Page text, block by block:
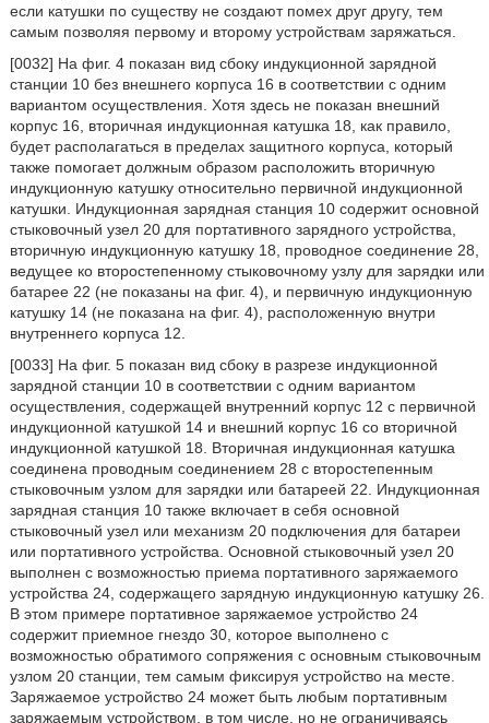
если катушки по существу не создают помех друг другу, тем
самым позволяя первому и второму устройствам заряжаться.
[0032] На фиг. 4 показан вид сбоку индукционной зарядной
станции 10 без внешнего корпуса 16 в соответствии с одним
вариантом осуществления. Хотя здесь не показан внешний
корпус 16, вторичная индукционная катушка 18, как правило,
будет располагаться в пределах защитного корпуса, который
также помогает должным образом расположить вторичную
индукционную катушку относительно первичной индукционной
катушки. Индукционная зарядная станция 10 содержит основной
стыковочный узел 20 для портативного зарядного устройства,
вторичную индукционную катушку 18, проводное соединение 28,
ведущее ко второстепенному стыковочному узлу для зарядки или
батарее 22 (не показаны на фиг. 4), и первичную индукционную
катушку 14 (не показана на фиг. 4), расположенную внутри
внутреннего корпуса 12.
[0033] На фиг. 5 показан вид сбоку в разрезе индукционной
зарядной станции 10 в соответствии с одним вариантом
осуществления, содержащей внутренний корпус 12 с первичной
индукционной катушкой 14 и внешний корпус 16 со вторичной
индукционной катушкой 18. Вторичная индукционная катушка
соединена проводным соединением 28 с второстепенным
стыковочным узлом для зарядки или батареей 22. Индукционная
зарядная станция 10 также включает в себя основной
стыковочный узел или механизм 20 подключения для батареи
или портативного устройства. Основной стыковочный узел 20
выполнен с возможностью приема портативного заряжаемого
устройства 24, содержащего зарядную индукционную катушку 26.
В этом примере портативное заряжаемое устройство 24
содержит приемное гнездо 30, которое выполнено с
возможностью обратимого сопряжения с основным стыковочным
узлом 20 станции, тем самым фиксируя устройство на месте.
Заряжаемое устройство 24 может быть любым портативным
заряжаемым устройством, в том числе, но не ограничиваясь